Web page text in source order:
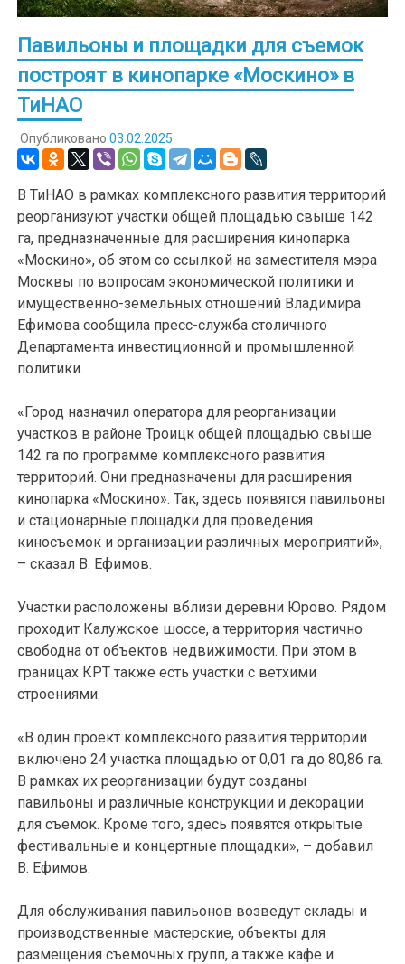
Павильоны и площадки для съемок
построят в кинопарке «Москино» в
ТиНАО
Опубликовано 03.02.2025
В ТиНАО в рамках комплексного развития территорий
реорганизуют участки общей площадью свыше 142
га, предназначенные для расширения кинопарка
«Москино», об этом со ссылкой на заместителя мэра
Москвы по вопросам экономической политики и
имущественно-земельных отношений Владимира
Ефимова сообщила пресс-служба столичного
Департамента инвестиционной и промышленной
политики.
«Город назначил оператора для реорганизации
участков в районе Троицк общей площадью свыше
142 га по программе комплексного развития
территорий. Они предназначены для расширения
кинопарка «Москино». Так, здесь появятся павильоны
и стационарные площадки для проведения
киносъемок и организации различных мероприятий»,
– сказал В. Ефимов.
Участки расположены вблизи деревни Юрово. Рядом
проходит Калужское шоссе, а территория частично
свободна от объектов недвижимости. При этом в
границах КРТ также есть участки с ветхими
строениями.
«В один проект комплексного развития территории
включено 24 участка площадью от 0,01 га до 80,86 га.
В рамках их реорганизации будут созданы
павильоны и различные конструкции и декорации
для съемок. Кроме того, здесь появятся открытые
фестивальные и концертные площадки», – добавил
В. Ефимов.
Для обслуживания павильонов возведут склады и
производственные мастерские, объекты для
размещения съемочных групп, а также кафе и